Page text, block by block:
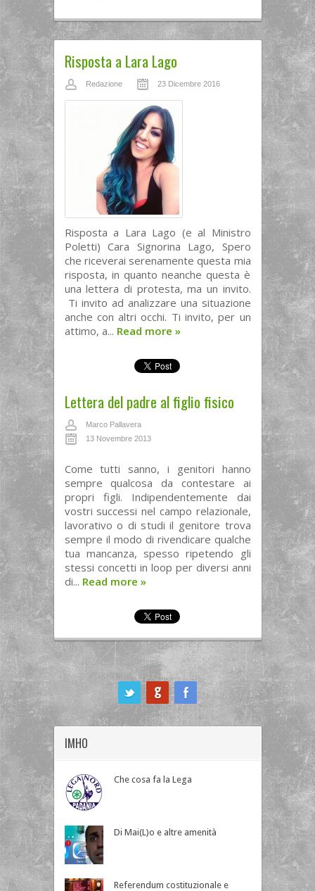
Risposta a Lara Lago
Redazione 23 Dicembre 2016
Risposta a Lara Lago (e al Ministro
Poletti) Cara Signorina Lago, Spero
che riceverai serenamente questa mia
risposta, in quanto neanche questa è
una lettera di protesta, ma un invito.
Ti invito ad analizzare una situazione
anche con altri occhi. Ti invito, per un
attimo, a... Read more »
Lettera del padre al figlio fisico
Marco Pallavera
13 Novembre 2013
Come tutti sanno, i genitori hanno
sempre qualcosa da contestare ai
propri figli. Indipendentemente dai
vostri successi nel campo relazionale,
lavorativo o di studi il genitore trova
sempre il modo di rivendicare qualche
tua mancanza, spesso ripetendo gli
stessi concetti in loop per diversi anni
di... Read more »
IMHO
Che cosa fa la Lega
Di Mai(L)o e altre amenità
Referendum costituzionale e